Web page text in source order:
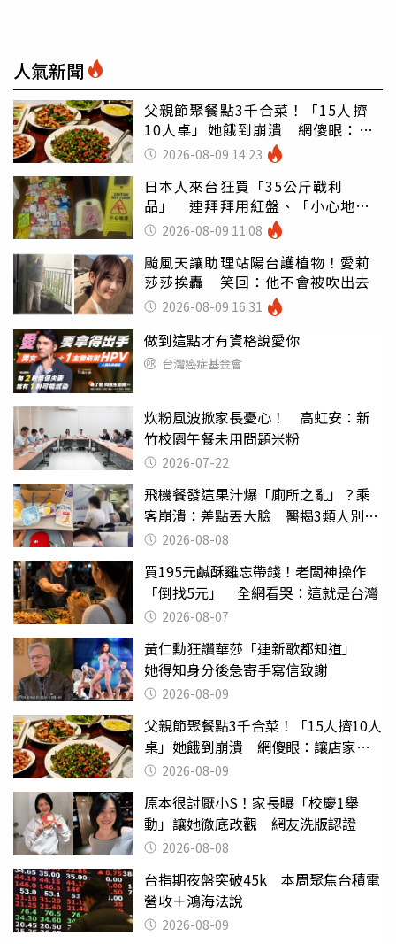
人氣新聞
父親節聚餐點3千合菜！「15人擠
10人桌」她餓到崩潰 網傻眼：讓
店家看笑話
2026-08-09 14:23
日本人來台狂買「35公斤戰利
品」 連拜拜用紅盤、「小心地
滑」告示牌也帶回家
2026-08-09 11:08
颱風天讓助理站陽台護植物！愛莉
莎莎挨轟 笑回：他不會被吹出去
2026-08-09 16:31
做到這點才有資格說愛你
台灣癌症基金會
炊粉風波掀家長憂心！ 高虹安：新
竹校園午餐未用問題米粉
2026-07-22
飛機餐發這果汁爆「廁所之亂」？乘
客崩潰：差點丟大臉 醫揭3類人別亂
喝 2026-08-08
買195元鹹酥雞忘帶錢！老闆神操作
「倒找5元」 全網看哭：這就是台灣
2026-08-07
黃仁勳狂讚華莎「連新歌都知道」
她得知身分後急寄手寫信致謝
2026-08-09
父親節聚餐點3千合菜！「15人擠10人
桌」她餓到崩潰 網傻眼：讓店家看
笑話2026-08-09
原本很討厭小S！家長曝「校慶1舉
動」讓她徹底改觀 網友洗版認證
2026-08-08
台指期夜盤突破45k 本周聚焦台積電
營收＋鴻海法說
2026-08-09